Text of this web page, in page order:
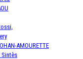
AMOURETTE
Sintès